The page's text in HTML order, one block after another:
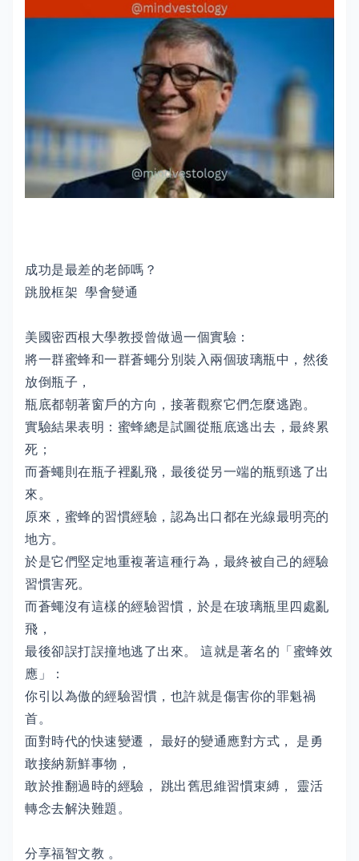
成功是最差的老師嗎？
跳脫框架 學會變通
美國密西根大學教授曾做過一個實驗：
將一群蜜蜂和一群蒼蠅分別裝入兩個玻璃瓶中，然後
放倒瓶子，
瓶底都朝著窗戶的方向，接著觀察它們怎麼逃跑。
實驗結果表明：蜜蜂總是試圖從瓶底逃出去，最終累
死；
而蒼蠅則在瓶子裡亂飛，最後從另一端的瓶頸逃了出
來。
原來，蜜蜂的習慣經驗，認為出口都在光線最明亮的
地方。
於是它們堅定地重複著這種行為，最終被自己的經驗
習慣害死。
而蒼蠅沒有這樣的經驗習慣，於是在玻璃瓶里四處亂
飛，
最後卻誤打誤撞地逃了出來。 這就是著名的「蜜蜂效
應」：
你引以為傲的經驗習慣，也許就是傷害你的罪魁禍
首。
面對時代的快速變遷， 最好的變通應對方式， 是勇
敢接納新鮮事物，
敢於推翻過時的經驗， 跳出舊思維習慣束縛， 靈活
轉念去解決難題。
分享福智文教 。